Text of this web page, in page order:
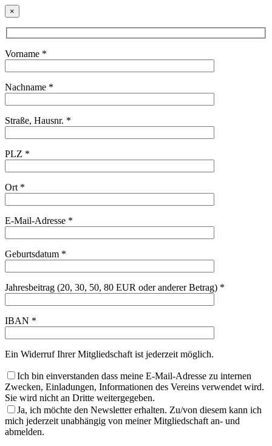
×
Vorname *
Nachname *
Straße, Hausnr. *
PLZ *
Ort *
E-Mail-Adresse *
Geburtsdatum *
Jahresbeitrag (20, 30, 50, 80 EUR oder anderer Betrag) *
IBAN *
Ein Widerruf Ihrer Mitgliedschaft ist jederzeit möglich.
Ich bin einverstanden dass meine E-Mail-Adresse zu internen
Zwecken, Einladungen, Informationen des Vereins verwendet wird.
Sie wird nicht an Dritte weitergegeben.
Ja, ich möchte den Newsletter erhalten. Zu/von diesem kann ich
mich jederzeit unabhängig von meiner Mitgliedschaft an- und
abmelden.